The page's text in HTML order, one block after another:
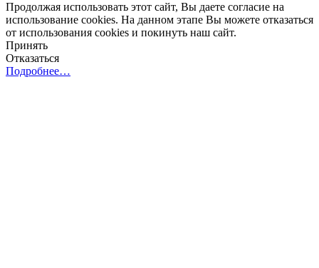
Продолжая использовать этот сайт, Вы даете согласие на
использование cookies. На данном этапе Вы можете отказаться
от использования cookies и покинуть наш сайт.
Принять
Отказаться
Подробнее…